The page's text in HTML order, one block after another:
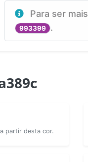
Para ser mais
993399 .
partir desta cor.